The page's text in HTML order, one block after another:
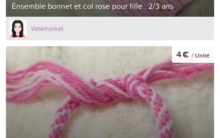
Ensemble bonnet et col rose pour fille : 2/3 ans
Vetemarket
4 € / Unité